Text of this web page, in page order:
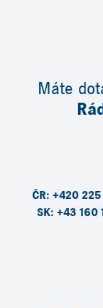
Máte
ČR: +420
SK: +43 160